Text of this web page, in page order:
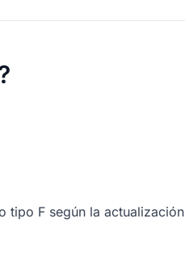
tipo F según la actualización